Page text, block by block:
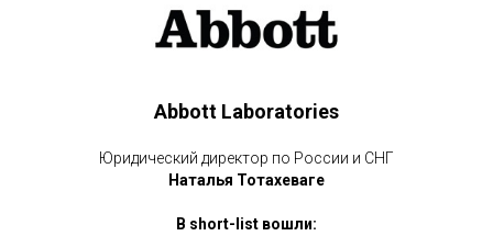
Abbott Laboratories
Юридический директор по России и СНГ
Наталья Тотахеваге
В short-list вошли: